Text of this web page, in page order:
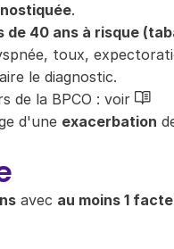
.
de 40 ans à risque
toux,
le diagnostic.
de la BPCO : voir
d'une exacerbation
avec au moins 1